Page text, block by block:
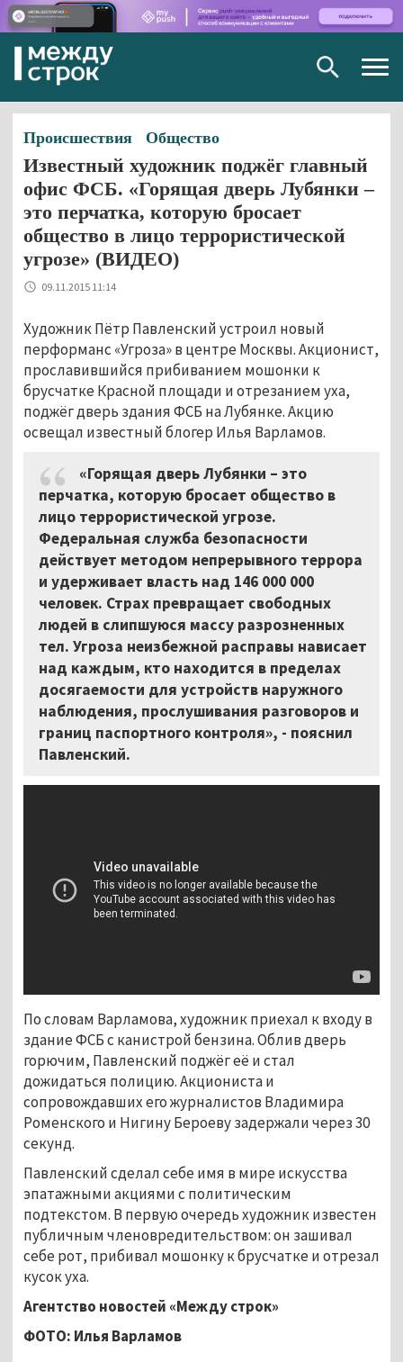
Происшествия Общество
Известный художник поджёг главный
офис ФСБ. «Горящая дверь Лубянки –
это перчатка, которую бросает
общество в лицо террористической
угрозе» (ВИДЕО)
09.11.2015 11:14
Художник Пётр Павленский устроил новый
перформанс «Угроза» в центре Москвы. Акционист,
прославившийся прибиванием мошонки к
брусчатке Красной площади и отрезанием уха,
поджёг дверь здания ФСБ на Лубянке. Акцию
освещал известный блогер Илья Варламов.
«Горящая дверь Лубянки – это
перчатка, которую бросает общество в
лицо террористической угрозе.
Федеральная служба безопасности
действует методом непрерывного террора
и удерживает власть над 146 000 000
человек. Страх превращает свободных
людей в слипшуюся массу разрозненных
тел. Угроза неизбежной расправы нависает
над каждым, кто находится в пределах
досягаемости для устройств наружного
наблюдения, прослушивания разговоров и
границ паспортного контроля», - пояснил
Павленский.
По словам Варламова, художник приехал к входу в
здание ФСБ с канистрой бензина. Облив дверь
горючим, Павленский поджёг её и стал
дожидаться полицию. Акциониста и
сопровождавших его журналистов Владимира
Роменского и Нигину Бероеву задержали через 30
секунд.
Павленский сделал себе имя в мире искусства
эпатажными акциями с политическим
подтекстом. В первую очередь художник известен
публичным членовредительством: он зашивал
себе рот, прибивал мошонку к брусчатке и отрезал
кусок уха.
Агентство новостей «Между строк»
ФОТО: Илья Варламов